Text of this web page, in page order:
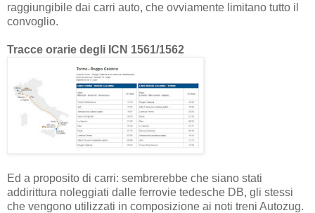
raggiungibile dai carri auto, che ovviamente limitano tutto il
convoglio.
Tracce orarie degli ICN 1561/1562
Ed a proposito di carri: sembrerebbe che siano stati
addirittura noleggiati dalle ferrovie tedesche DB, gli stessi
che vengono utilizzati in composizione ai noti treni Autozug.